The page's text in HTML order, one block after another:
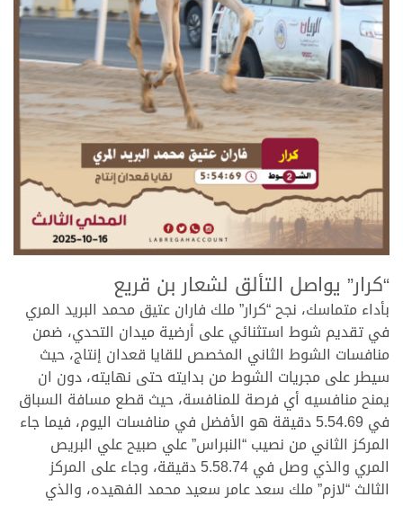
“كرار” يواصل التألق لشعار بن قريع
بأداء متماسك، نجح “كرار” ملك فاران عتيق محمد البريد المري
في تقديم شوط استثنائي على أرضية ميدان التحدي، ضمن
منافسات الشوط الثاني المخصص للقايا قعدان إنتاج، حيث
سيطر على مجريات الشوط من بدايته حتى نهايته، دون ان
يمنح منافسيه أي فرصة للمنافسة، حيث قطع مسافة السباق
في 5.54.69 دقيقة هو الأفضل في منافسات اليوم، فيما جاء
المركز الثاني من نصيب “النبراس” علي صبيح علي البريص
المري والذي وصل في 5.58.74 دقيقة، وجاء على المركز
الثالث “لازم” ملك سعد عامر سعيد محمد الفهيده، والذي